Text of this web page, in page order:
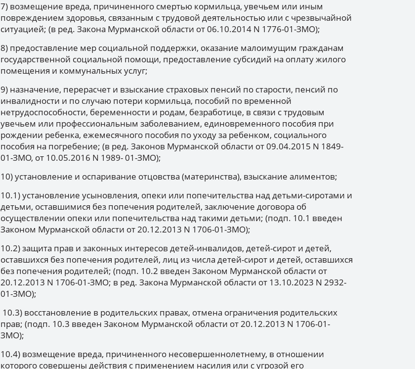
7) возмещение вреда, причиненного смертью кормильца, увечьем или иным
повреждением здоровья, связанным с трудовой деятельностью или с чрезвычайной
ситуацией; (в ред. Закона Мурманской области от 06.10.2014 N 1776-01-ЗМО);
8) предоставление мер социальной поддержки, оказание малоимущим гражданам
государственной социальной помощи, предоставление субсидий на оплату жилого
помещения и коммунальных услуг;
9) назначение, перерасчет и взыскание страховых пенсий по старости, пенсий по
инвалидности и по случаю потери кормильца, пособий по временной
нетрудоспособности, беременности и родам, безработице, в связи с трудовым
увечьем или профессиональным заболеванием, единовременного пособия при
рождении ребенка, ежемесячного пособия по уходу за ребенком, социального
пособия на погребение; (в ред. Законов Мурманской области от 09.04.2015 N 1849-
01-ЗМО, от 10.05.2016 N 1989- 01-ЗМО);
10) установление и оспаривание отцовства (материнства), взыскание алиментов;
10.1) установление усыновления, опеки или попечительства над детьми-сиротами и
детьми, оставшимися без попечения родителей, заключение договора об
осуществлении опеки или попечительства над такими детьми; (подп. 10.1 введен
Законом Мурманской области от 20.12.2013 N 1706-01-ЗМО);
10.2) защита прав и законных интересов детей-инвалидов, детей-сирот и детей,
оставшихся без попечения родителей, лиц из числа детей-сирот и детей, оставшихся
без попечения родителей; (подп. 10.2 введен Законом Мурманской области от
20.12.2013 N 1706-01-ЗМО; в ред. Закона Мурманской области от 13.10.2023 N 2932-
01-ЗМО);
10.3) восстановление в родительских правах, отмена ограничения родительских
прав; (подп. 10.3 введен Законом Мурманской области от 20.12.2013 N 1706-01-
ЗМО);
10.4) возмещение вреда, причиненного несовершеннолетнему, в отношении
которого совершены действия с применением насилия или с угрозой его